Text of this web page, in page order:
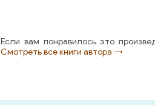
GROMOV - Zapretnyj 20_39
Если вам понравилось это
Смотреть все книги автора →